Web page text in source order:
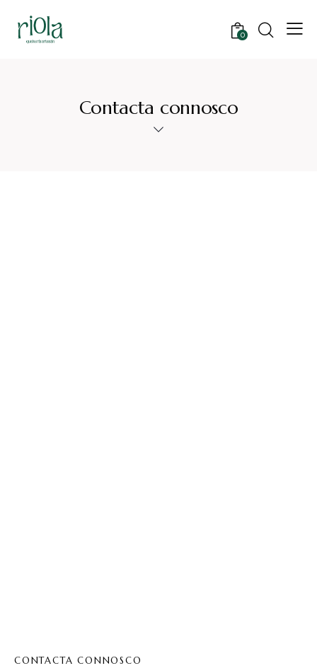
0
Contacta connosco
CONTACTA CONNOSCO